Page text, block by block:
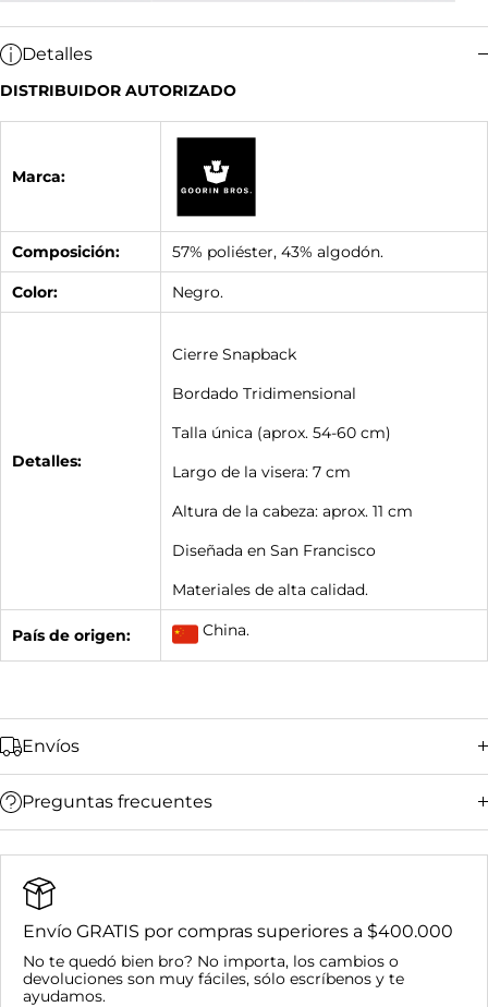
Detalles
DISTRIBUIDOR AUTORIZADO
Marca:
Composición: 57% poliéster, 43% algodón.
Color: Negro.
Detalles:
Cierre Snapback
Bordado Tridimensional
Talla única (aprox. 54-60 cm)
Largo de la visera: 7 cm
Altura de la cabeza: aprox. 11 cm
Diseñada en San Francisco
Materiales de alta calidad.
País de origen: China.
Envíos
Barranquilla):
Bucaramanga y su área metropolitana:
Nacional:
Compras superiores a $400.000:
Preguntas frecuentes
Envío GRATIS por compras superiores a $400.000
No te quedó bien bro? No importa, los cambios o
devoluciones son muy fáciles, sólo escríbenos y te
ayudamos.